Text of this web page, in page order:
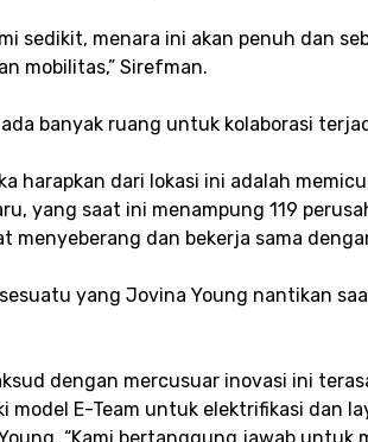
sedikit, menara ini akan penuh dan
mobilitas,” Sirefman.
banyak ruang untuk kolaborasi
harapkan dari lokasi ini adalah
yang saat ini menampung 119
menyeberang dan bekerja sama
yang Jovina Young nantikan
dengan mercusuar inovasi ini
model E-Team untuk elektrifikasi dan
“Kami bertanggung jawab untuk